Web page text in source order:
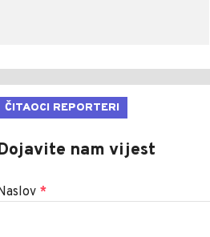
ČITAOCI REPORTERI
nam vijest
*